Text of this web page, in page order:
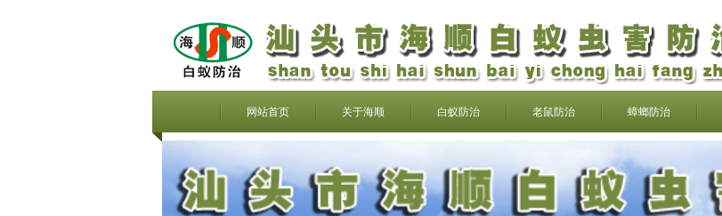
网站首页 关于海顺 白蚁防治 老鼠防治 蟑螂防治